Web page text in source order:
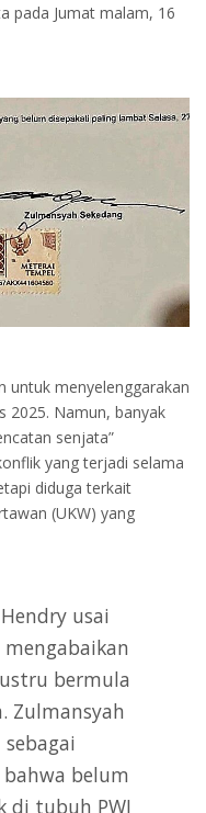
pada Jumat malam, 16
menyelenggarakan
2025. Namun, banyak
senjata”
yang terjadi selama
diduga terkait
(UKW) yang
usai
bermula
Zulmansyah
bahwa belum
di tubuh PWI